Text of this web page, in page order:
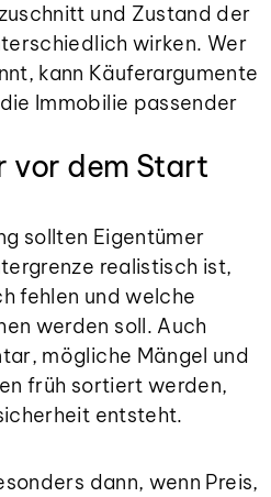
und Zustand der
wirken. Wer
kann Käuferargumente
Immobilie passender
vor dem Start
sollten Eigentümer
realistisch ist,
fehlen und welche
werden soll. Auch
mögliche Mängel und
früh sortiert werden,
entsteht.
dann, wenn Preis,